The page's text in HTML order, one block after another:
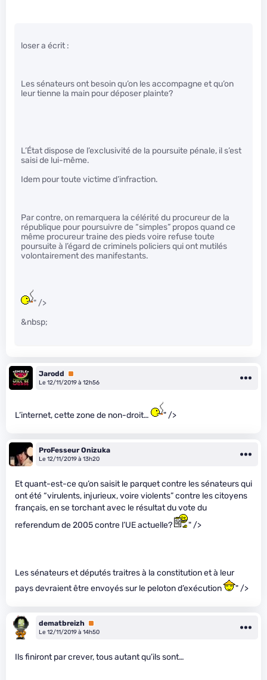
loser a écrit :
Les sénateurs ont besoin qu’on les accompagne et qu’on
leur tienne la main pour déposer plainte?
L’État dispose de l’exclusivité de la poursuite pénale, il s’est
saisi de lui-même.
Idem pour toute victime d’infraction.
Par contre, on remarquera la célérité du procureur de la
république pour poursuivre de “simples” propos quand ce
même procureur traine des pieds voire refuse toute
poursuite à l’égard de criminels policiers qui ont mutilés
volontairement des manifestants.
" />
&nbsp;
Jarodd
Premium
Le 12/11/2019 à 12h56
L’internet, cette zone de non-droit… " />
ProFesseur Onizuka
Le 12/11/2019 à 13h20
Et quant-est-ce qu’on saisit le parquet contre les sénateurs qui
ont été “virulents, injurieux, voire violents” contre les citoyens
français, en se torchant avec le résultat du vote du
referendum de 2005 contre l’UE actuelle?
" />
Les sénateurs et députés traitres à la constitution et à leur
pays devraient être envoyés sur le peloton d’exécution
" />
dematbreizh Premium
Le 12/11/2019 à 14h50
Ils finiront par crever, tous autant qu’ils sont…